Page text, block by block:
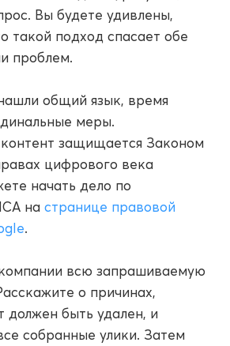
Вы будете удивлены,
такой подход спасает обе
проблем.
общий язык, время
меры.
защищается Законом
цифрового века
начать дело по
на странице правовой
.
всю запрашиваемую
о причинах,
должен быть удален, и
собранные улики. Затем